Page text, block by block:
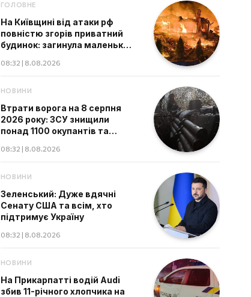
ГОЛОВНЕ
На Київщині від атаки рф
повністю згорів приватний
будинок: загинула маленька
08:32 | 8.08.2026
НОВИНИ
Втрати ворога на 8 серпня
2026 року: ЗСУ знищили
понад 1100 окупантів та
08:32 | 8.08.2026
НОВИНИ
Зеленський: Дуже вдячні
Сенату США та всім, хто
підтримує Україну
08:32 | 8.08.2026
НОВИНИ
На Прикарпатті водій Audi
збив 11-річного хлопчика на